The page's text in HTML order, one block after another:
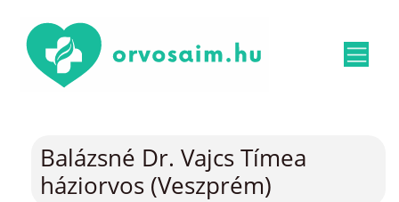
Balázsné Dr. Vajcs Tímea
háziorvos (Veszprém)